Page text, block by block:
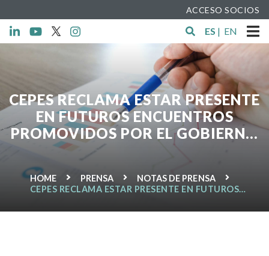
ACCESO SOCIOS
ES | EN
CEPES RECLAMA ESTAR PRESENTE
EN FUTUROS ENCUENTROS
PROMOVIDOS POR EL GOBIERNO
PARA DIALOGAR SOBRE EMPLEO
HOME PRENSA
NOTAS DE PRENSA
CEPES RECLAMA ESTAR PRESENTE EN FUTUROS
PARA DIALOGAR SOBRE EMPLEO